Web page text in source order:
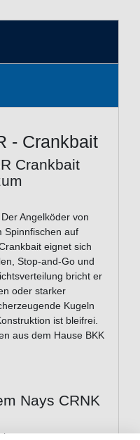
- Crankbait
Crankbait
Angelköder von
Spinnfischen auf
eignet sich
Stop-and-Go und
bricht er
oder starker
Kugeln
ist bleifrei.
aus dem Hause BKK
Nays CRNK